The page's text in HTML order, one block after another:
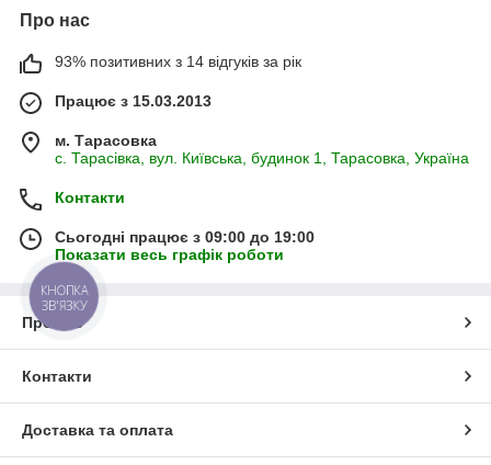
Про нас
93% позитивних з 14 відгуків за рік
Працює з 15.03.2013
м. Тарасовка
с. Тарасівка, вул. Київська, будинок 1, Тарасовка, Україна
Контакти
Сьогодні працює з 09:00 до 19:00
Показати весь графік роботи
Про нас
Контакти
Доставка та оплата
КНОПКА
ЗВ'ЯЗКУ